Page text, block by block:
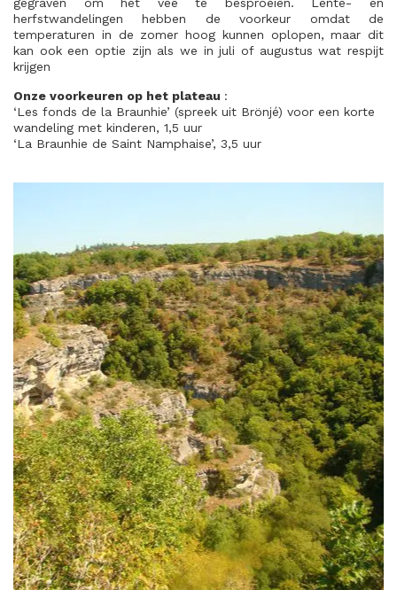
herfstwandelingen hebben de voorkeur omdat de
temperaturen in de zomer hoog kunnen oplopen, maar dit
kan ook een optie zijn als we in juli of augustus wat respijt
krijgen
Onze voorkeuren op het plateau :
‘Les fonds de la Braunhie’ (spreek uit Brönjé) voor een korte
wandeling met kinderen, 1,5 uur
‘La Braunhie de Saint Namphaise’, 3,5 uur